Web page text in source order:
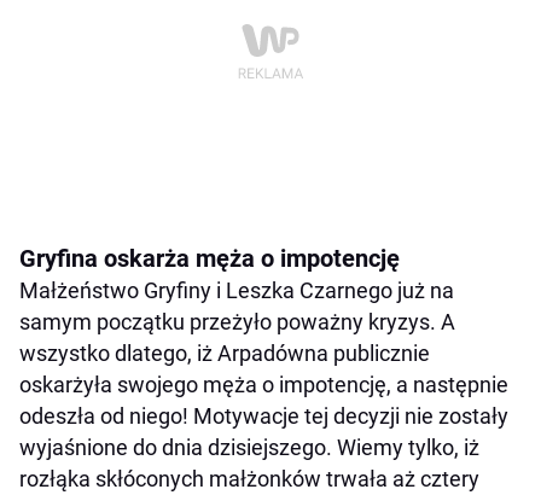
Gryfina oskarża męża o impotencję
Małżeństwo Gryfiny i Leszka Czarnego już na
samym początku przeżyło poważny kryzys. A
wszystko dlatego, iż Arpadówna publicznie
oskarżyła swojego męża o impotencję, a następnie
odeszła od niego! Motywacje tej decyzji nie zostały
wyjaśnione do dnia dzisiejszego. Wiemy tylko, iż
rozłąka skłóconych małżonków trwała aż cztery